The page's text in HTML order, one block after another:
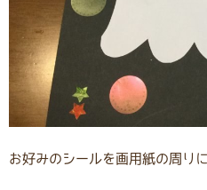
お好みのシールを画用紙の周り